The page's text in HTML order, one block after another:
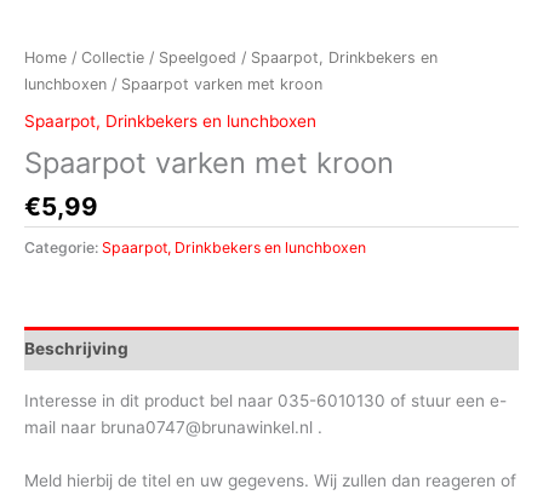
Home / Collectie / Speelgoed / Spaarpot, Drinkbekers en
lunchboxen / Spaarpot varken met kroon
Spaarpot, Drinkbekers en lunchboxen
Spaarpot varken met kroon
€5,99
Categorie: Spaarpot, Drinkbekers en lunchboxen
Beschrijving
Interesse in dit product bel naar 035-6010130 of stuur een e-
mail naar bruna0747@brunawinkel.nl .
Meld hierbij de titel en uw gegevens. Wij zullen dan reageren of